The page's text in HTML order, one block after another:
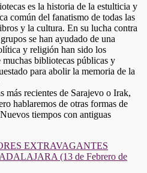
es la historia de la estulticia y
común del fanatismo de todas las
y la cultura. En su lucha contra
se han ayudado de una
y religión han sido los
muchas bibliotecas públicas y
para abolir la memoria de la
más recientes de Sarajevo o Irak,
hablaremos de otras formas de
tiempos con antiguas
EXTRAVAGANTES
(13 de Febrero de